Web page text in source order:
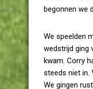
begonnen we
We speelden
wedstrijd ging
kwam. Corry
steeds niet in.
We gingen